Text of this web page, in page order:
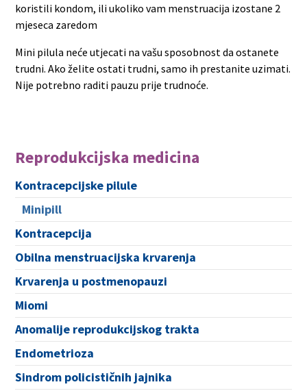
koristili kondom, ili ukoliko vam menstruacija izostane 2
mjeseca zaredom
Mini pilula neće utjecati na vašu sposobnost da ostanete
trudni. Ako želite ostati trudni, samo ih prestanite uzimati.
Nije potrebno raditi pauzu prije trudnoće.
Reprodukcijska medicina
Kontracepcijske pilule
Minipill
Kontracepcija
Obilna menstruacijska krvarenja
Krvarenja u postmenopauzi
Miomi
Anomalije reprodukcijskog trakta
Endometrioza
Sindrom policističnih jajnika